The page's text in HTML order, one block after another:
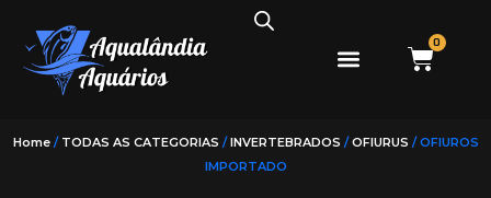
0
Home/ TODAS AS CATEGORIAS /INVERTEBRADOS /OFIURUS / OFIUROS
IMPORTADO